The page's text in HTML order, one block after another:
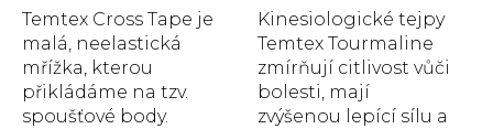
Temtex Cross Tape je
malá, neelastická
mřížka, kterou
přikládáme na tzv.
spoušťové body.
Kinesiologické tejpy
Temtex Tourmaline
zmírňují citlivost vůči
bolesti, mají
zvýšenou lepící sílu a